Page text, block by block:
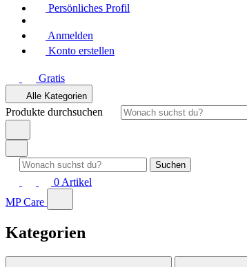
Persönliches Profil
Anmelden
Konto erstellen
Gratis
Alle Kategorien
Produkte durchsuchen
Suchen
0 Artikel
MP Care
Kategorien